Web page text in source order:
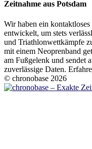
Zeitnahme aus Potsdam
Wir haben ein
entwickelt, um stets
und Triathlonwettkämpfe
mit einem Neoprenband
am Fußgelenk und sendet
zuverlässige Daten.
© chronobase 2026